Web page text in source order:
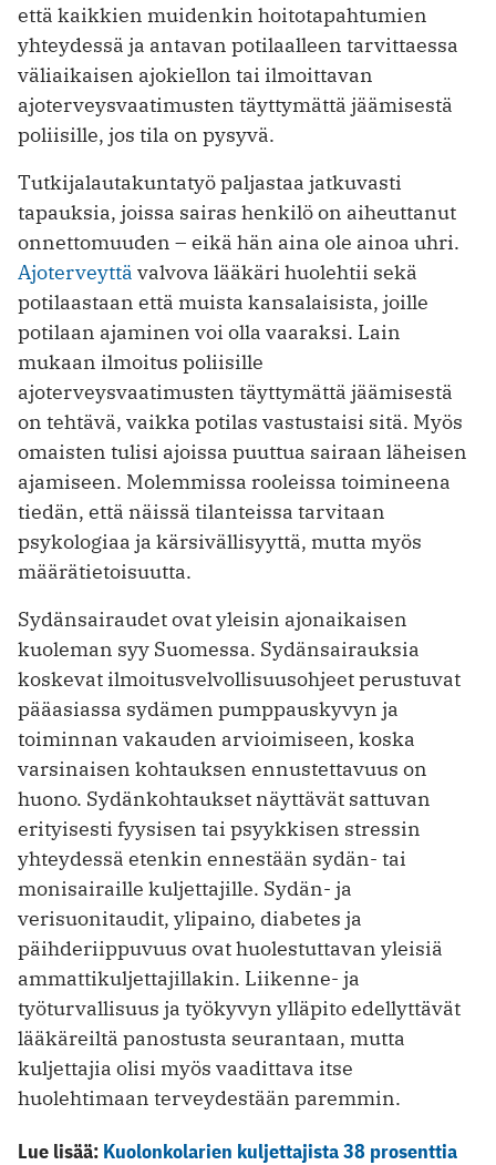
että kaikkien muidenkin hoitotapahtumien
yhteydessä ja antavan potilaalleen tarvittaessa
väliaikaisen ajokiellon tai ilmoittavan
ajoterveysvaatimusten täyttymättä jäämisestä
poliisille, jos tila on pysyvä.
Tutkijalautakuntatyö paljastaa jatkuvasti
tapauksia, joissa sairas henkilö on aiheuttanut
onnettomuuden – eikä hän aina ole ainoa uhri.
Ajoterveyttä valvova lääkäri huolehtii sekä
potilaastaan että muista kansalaisista, joille
potilaan ajaminen voi olla vaaraksi. Lain
mukaan ilmoitus poliisille
ajoterveysvaatimusten täyttymättä jäämisestä
on tehtävä, vaikka potilas vastustaisi sitä. Myös
omaisten tulisi ajoissa puuttua sairaan läheisen
ajamiseen. Molemmissa rooleissa toimineena
tiedän, että näissä tilanteissa tarvitaan
psykologiaa ja kärsivällisyyttä, mutta myös
määrätietoisuutta.
Sydänsairaudet ovat yleisin ajonaikaisen
kuoleman syy Suomessa. Sydänsairauksia
koskevat ilmoitusvelvollisuusohjeet perustuvat
pääasiassa sydämen pumppauskyvyn ja
toiminnan vakauden arvioimiseen, koska
varsinaisen kohtauksen ennustettavuus on
huono. Sydänkohtaukset näyttävät sattuvan
erityisesti fyysisen tai psyykkisen stressin
yhteydessä etenkin ennestään sydän- tai
monisairaille kuljettajille. Sydän- ja
verisuonitaudit, ylipaino, diabetes ja
päihderiippuvuus ovat huolestuttavan yleisiä
ammattikuljettajillakin. Liikenne- ja
työturvallisuus ja työkyvyn ylläpito edellyttävät
lääkäreiltä panostusta seurantaan, mutta
kuljettajia olisi myös vaadittava itse
huolehtimaan terveydestään paremmin.
Lue lisää: Kuolonkolarien kuljettajista 38 prosenttia